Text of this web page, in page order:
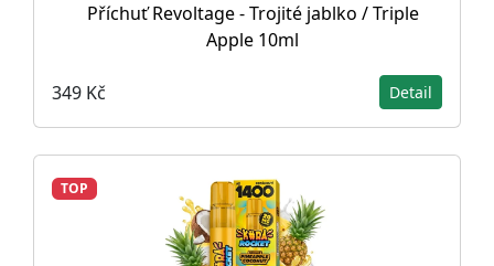
Příchuť Revoltage - Trojité jablko / Triple
Apple 10ml
349 Kč Detail
TOP